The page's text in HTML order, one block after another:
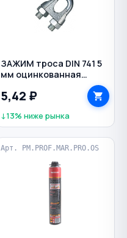
ЗАЖИМ троса DIN 741 5
мм оцинкованная
5,42 ₽
↓13% ниже рынка
Арт. PM.PROF.MAR.PRO.OS